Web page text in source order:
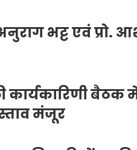
भट्ट एवं प्रो.
कार्यकारिणी
मंजूर